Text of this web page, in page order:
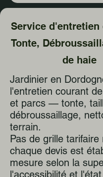
Service d'entretien
Tonte,
de haie
Jardinier en
l'entretien courant
et parcs — tonte,
débroussaillage,
terrain.
Pas de grille tarifaire
chaque devis est
mesure selon la
l'accessibilité et